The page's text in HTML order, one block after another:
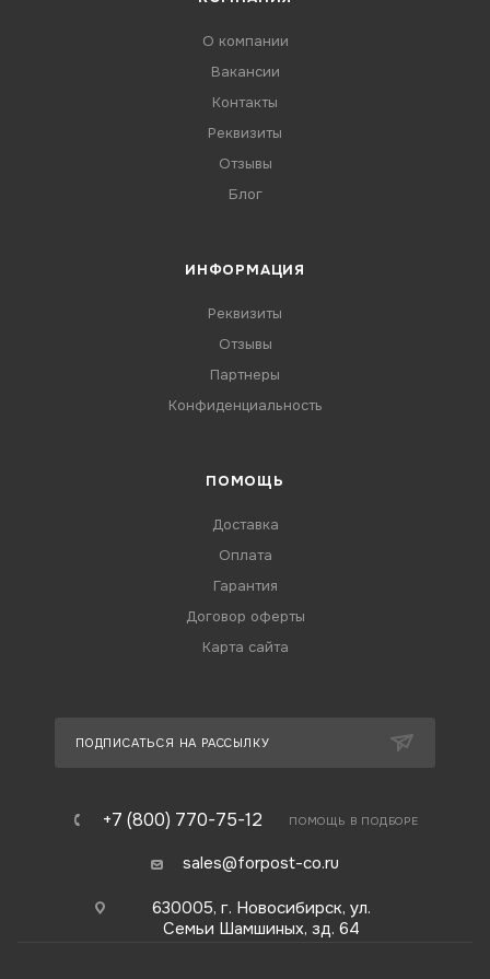
О компании
Вакансии
Контакты
Реквизиты
Отзывы
Блог
ИНФОРМАЦИЯ
Реквизиты
Отзывы
Партнеры
Конфиденциальность
ПОМОЩЬ
Доставка
Оплата
Гарантия
Договор оферты
Карта сайта
ПОДПИСАТЬСЯ НА РАССЫЛКУ
+7 (800) 770-75-12 ПОМОЩЬ В ПОДБОРЕ
sales@forpost-co.ru
630005, г. Новосибирск, ул.
Семьи Шамшиных, зд. 64